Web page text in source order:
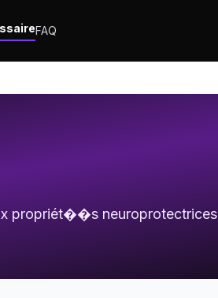
FAQ
propriét��s neuroprotectrices